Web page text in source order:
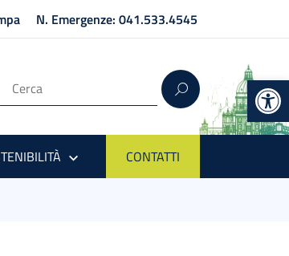
N. Emergenze: 041.533.4545
CONTATTI